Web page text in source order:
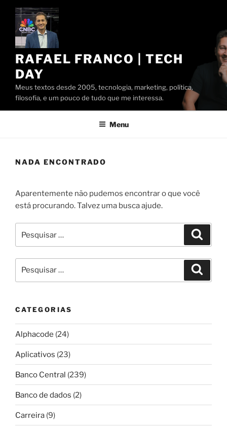
Pular
conteúdo
RAFAEL FRANCO | TECH
DAY
Meus textos desde 2005, tecnologia, marketing, política,
filosofia, e um pouco de tudo que me interessa.
Menu
NADA ENCONTRADO
Aparentemente não pudemos encontrar o que você
está procurando. Talvez uma busca ajude.
por:
por:
CATEGORIAS
Alphacode (24)
Aplicativos (23)
Banco Central (239)
Banco de dados (2)
Carreira (9)